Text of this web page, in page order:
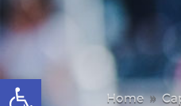
Abrir barra de herramientas
Home 9